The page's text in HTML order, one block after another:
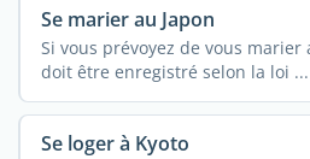
Se marier au Japon
Si vous prévoyez de vous marier
doit être enregistré selon la loi ...
Se loger à Kyoto